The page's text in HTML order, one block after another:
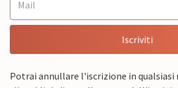
Iscriviti
Potrai annullare l'iscrizione in